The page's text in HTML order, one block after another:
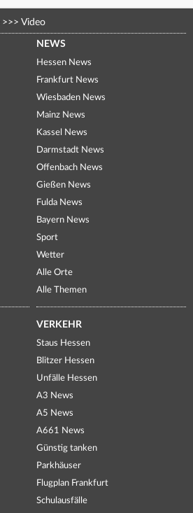
>>> Video
NEWS
Hessen News
Frankfurt News
Wiesbaden News
Mainz News
Kassel News
Darmstadt News
Offenbach News
Gießen News
Fulda News
Bayern News
Sport
Wetter
Alle Orte
Alle Themen
VERKEHR
Staus Hessen
Blitzer Hessen
Unfälle Hessen
A3 News
A5 News
A661 News
Günstig tanken
Parkhäuser
Flugplan Frankfurt
Schulausfälle